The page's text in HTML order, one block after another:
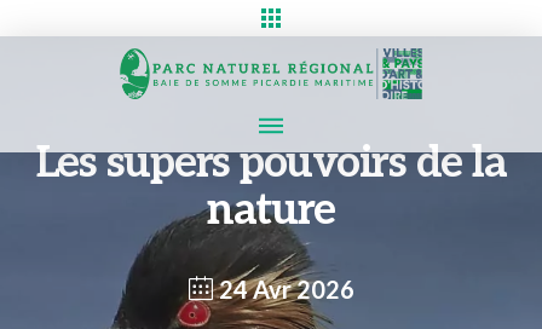
Les supers pouvoirs de la
nature
24 Avr 2026